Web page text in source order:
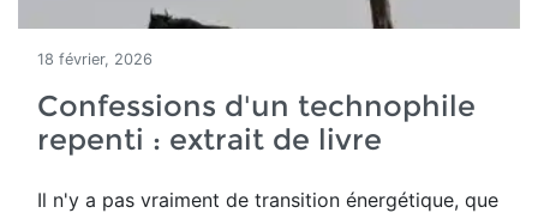
18 février, 2026
Confessions d'un technophile
repenti : extrait de livre
Il n'y a pas vraiment de transition énergétique, que